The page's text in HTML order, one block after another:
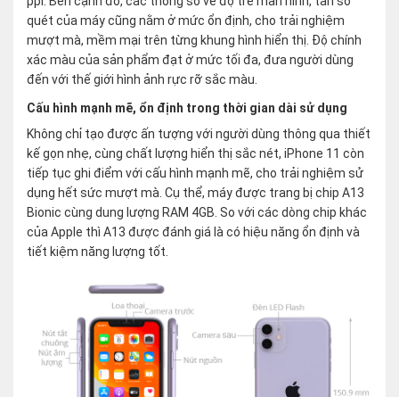
quét của máy cũng nằm ở mức ổn định, cho trải nghiệm
mượt mà, mềm mại trên từng khung hình hiển thị. Độ chính
xác màu của sản phẩm đạt ở mức tối đa, đưa người dùng
đến với thế giới hình ảnh rực rỡ sắc màu.
Cấu hình mạnh mẽ, ổn định trong thời gian dài sử dụng
Không chỉ tạo được ấn tượng với người dùng thông qua thiết
kế gọn nhẹ, cùng chất lượng hiển thị sắc nét, iPhone 11 còn
tiếp tục ghi điểm với cấu hình mạnh mẽ, cho trải nghiệm sử
dụng hết sức mượt mà. Cụ thể, máy được trang bị chip A13
Bionic cùng dung lượng RAM 4GB. So với các dòng chip khác
của Apple thì A13 được đánh giá là có hiệu năng ổn định và
tiết kiệm năng lượng tốt.